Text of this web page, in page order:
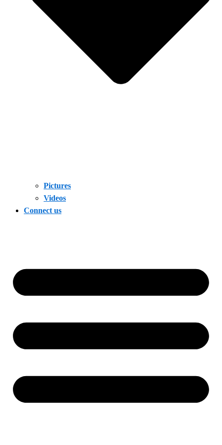
Pictures
Videos
Connect us